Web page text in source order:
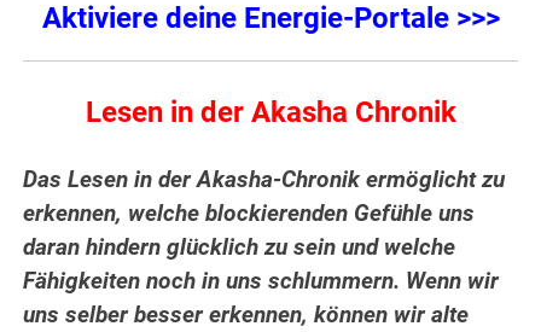
Aktiviere deine Energie-Portale >>>
Lesen in der Akasha Chronik
Das Lesen in der Akasha-Chronik ermöglicht zu
erkennen, welche blockierenden Gefühle uns
daran hindern glücklich zu sein und welche
Fähigkeiten noch in uns schlummern. Wenn wir
uns selber besser erkennen, können wir alte